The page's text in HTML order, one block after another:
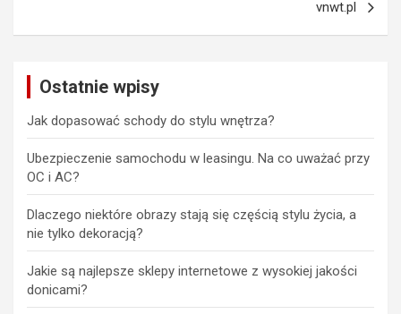
vnwt.pl
Ostatnie wpisy
Jak dopasować schody do stylu wnętrza?
Ubezpieczenie samochodu w leasingu. Na co uważać przy
OC i AC?
Dlaczego niektóre obrazy stają się częścią stylu życia, a
nie tylko dekoracją?
Jakie są najlepsze sklepy internetowe z wysokiej jakości
donicami?